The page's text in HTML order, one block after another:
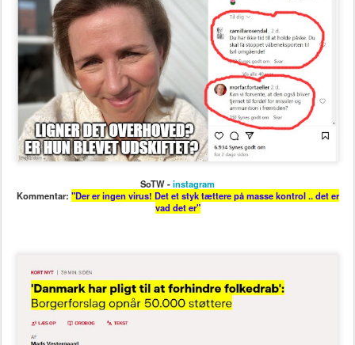
SoTW -instagram
Kommentar: "Der er ingen virus! Det et styk tættere på masse kontrol .. det er
vad det er"